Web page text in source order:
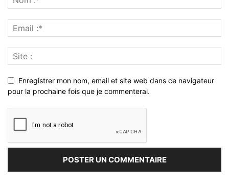
Enregistrer mon nom, email et site web dans ce navigateur
pour la prochaine fois que je commenterai.